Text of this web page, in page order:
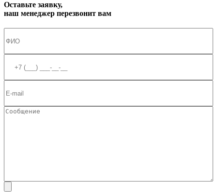
Оставьте заявку,
наш менеджер перезвонит вам